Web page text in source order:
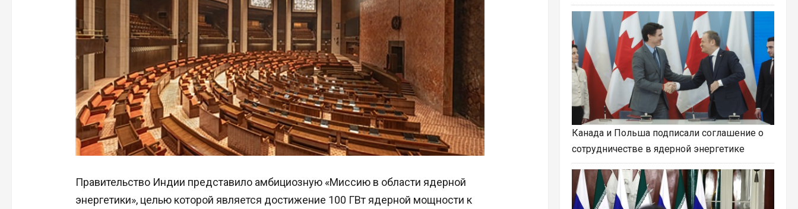
Правительство Индии представило амбициозную «Миссию в области ядерной
энергетики», целью которой является достижение 100 ГВт ядерной мощности к
Канада и Польша подписали соглашение о
сотрудничестве в ядерной энергетике